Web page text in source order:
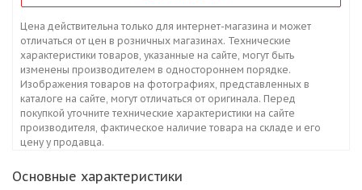
Цена действительна только для интернет-магазина и может
отличаться от цен в розничных магазинах. Технические
характеристики товаров, указанные на сайте, могут быть
изменены производителем в одностороннем порядке.
Изображения товаров на фотографиях, представленных в
каталоге на сайте, могут отличаться от оригинала. Перед
покупкой уточните технические характеристики на сайте
производителя, фактическое наличие товара на складе и его
цену у продавца.
Основные характеристики